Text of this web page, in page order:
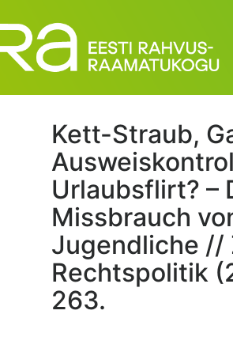
Kett-Straub,
Urlaubsflirt? –
Missbrauch
Jugendliche
Rechtspolitik
263.